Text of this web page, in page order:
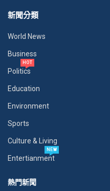
新聞分類
World News
Business
Politics
HOT
Education
Environment
Sports
Culture & Living
Entertianment
NEW
熱門新聞